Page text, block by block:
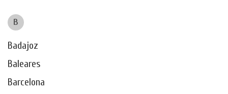
B
Badajoz
Baleares
Barcelona